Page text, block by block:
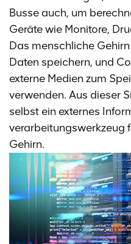
Busse auch, um
Geräte wie Monitore,
Das menschliche
Daten speichern, und
externe Medien zum
verwenden. Aus dieser
selbst ein externes
verarbeitungswerkzeug
Gehirn.